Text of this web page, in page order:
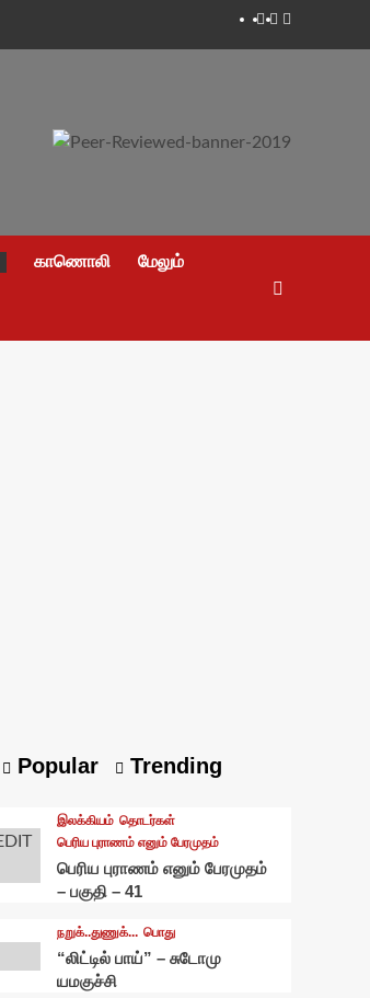
Facebook
Twitter
Youtube
காணொலி மேலும்
Popular Trending
இலக்கியம் தொடர்கள்
பெரிய புராணம் எனும் பேரமுதம்
பெரிய புராணம் எனும் பேரமுதம்
– பகுதி – 41
நறுக்..துணுக்... பொது
“லிட்டில் பாய்” – சுடோமு
யமகுச்சி